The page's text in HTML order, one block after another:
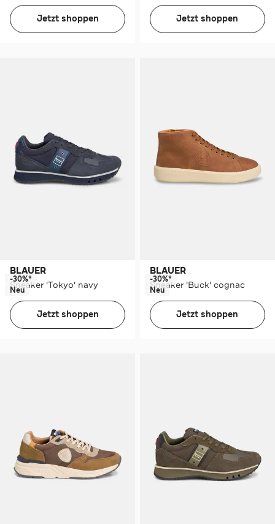
Jetzt shoppen Jetzt shoppen
BLAUER
Sneaker 'Tokyo' navy
-30%*
Neu
Jetzt shoppen
BLAUER
Sneaker 'Buck' cognac
-30%*
Neu
Jetzt shoppen